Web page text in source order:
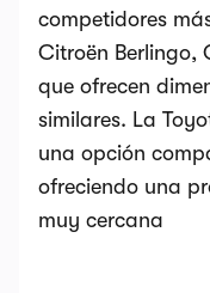
competidores
Citroën Berlingo,
que ofrecen
similares. La
una opción
ofreciendo una
muy cercana